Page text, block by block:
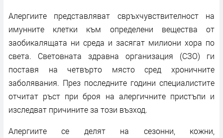
Алергиите представляват свръхчувствителност на
имунните клетки към определени вещества от
заобикалящата ни среда и засягат милиони хора по
света. Световната здравна организация (СЗО) ги
поставя на четвърто място сред хроничните
заболявания. През последните години специалистите
отчитат ръст при броя на алергичните пристъпи и
изследват причините за този възход.
Алергиите се делят на сезонни, кожни,